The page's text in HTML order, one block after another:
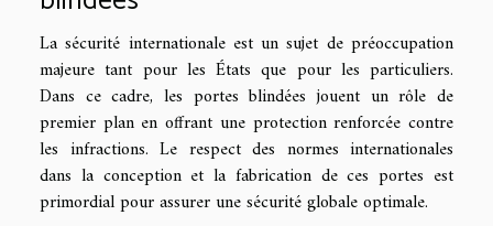
La sécurité internationale est un sujet de préoccupation
majeure tant pour les États que pour les particuliers.
Dans ce cadre, les portes blindées jouent un rôle de
premier plan en offrant une protection renforcée contre
les infractions. Le respect des normes internationales
dans la conception et la fabrication de ces portes est
primordial pour assurer une sécurité globale optimale.